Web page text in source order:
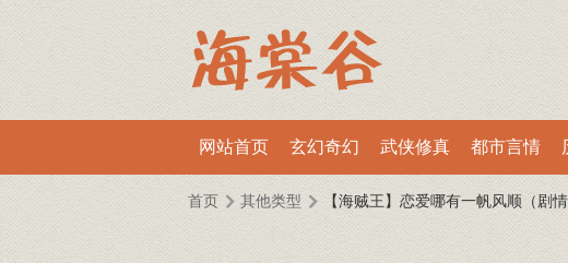
网站首页 玄幻奇幻 武侠修真 都市言情
首页 其他类型 【海贼王】恋爱哪有一帆风顺（剧情